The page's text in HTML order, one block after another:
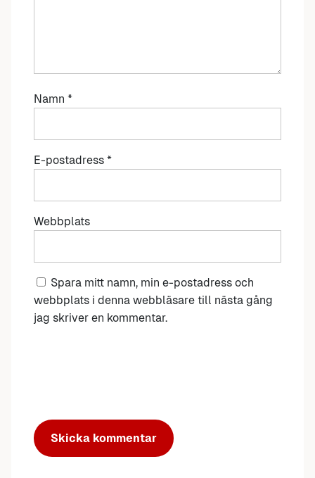
Namn *
E-postadress *
Webbplats
Spara mitt namn, min e-postadress och
webbplats i denna webbläsare till nästa gång
jag skriver en kommentar.